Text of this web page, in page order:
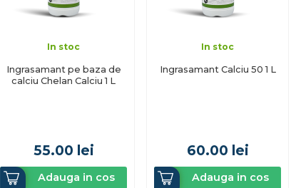
In stoc
Ingrasamant pe baza de
calciu Chelan Calciu 1 L
55.00 lei
Adauga in cos
In stoc
Ingrasamant Calciu 50 1 L
60.00 lei
Adauga in cos